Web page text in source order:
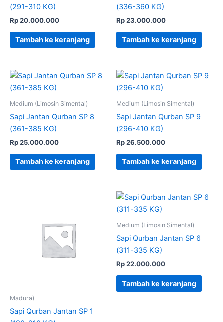
(291-310 KG)
Rp20.000.000
Tambah ke keranjang
(336-360 KG)
Rp23.000.000
Tambah ke keranjang
Medium (Limosin Simental)
Sapi Jantan Qurban SP 8
(361-385 KG)
Rp25.000.000
Tambah ke keranjang
Medium (Limosin Simental)
Sapi Jantan Qurban SP 9
(296-410 KG)
Rp26.500.000
Tambah ke keranjang
Madura)
Sapi Qurban Jantan SP 1
Medium (Limosin Simental)
Sapi Qurban Jantan SP 6
(311-335 KG)
Rp22.000.000
Tambah ke keranjang